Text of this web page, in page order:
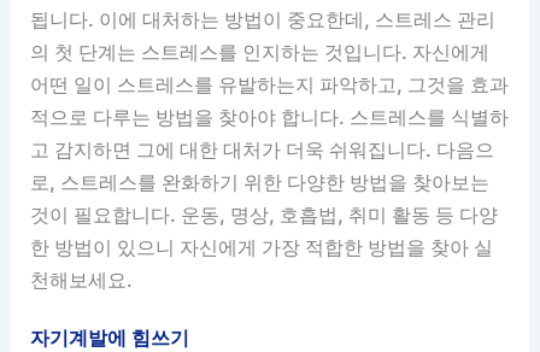
됩니다. 이에 대처하는 방법이 중요한데, 스트레스 관리
의 첫 단계는 스트레스를 인지하는 것입니다. 자신에게
어떤 일이 스트레스를 유발하는지 파악하고, 그것을 효과
적으로 다루는 방법을 찾아야 합니다. 스트레스를 식별하
고 감지하면 그에 대한 대처가 더욱 쉬워집니다. 다음으
로, 스트레스를 완화하기 위한 다양한 방법을 찾아보는
것이 필요합니다. 운동, 명상, 호흡법, 취미 활동 등 다양
한 방법이 있으니 자신에게 가장 적합한 방법을 찾아 실
천해보세요.
자기계발에 힘쓰기